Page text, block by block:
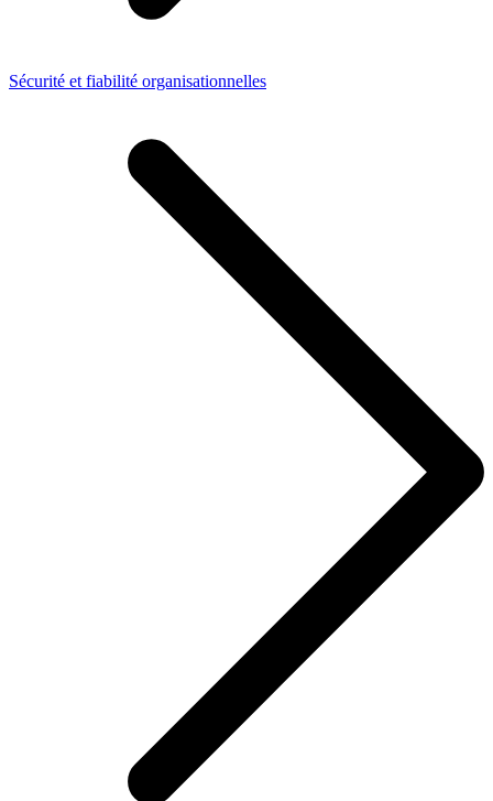
Sécurité et fiabilité organisationnelles